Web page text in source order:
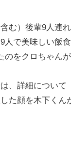
む）後輩9人連
で美味しい飯
をクロちゃん
、詳細について
た顔を木下く